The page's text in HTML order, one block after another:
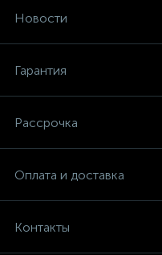
Новости
Гарантия
Рассрочка
Оплата и доставка
Контакты